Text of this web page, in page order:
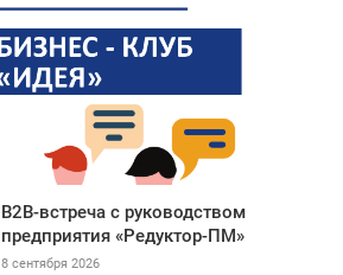
В2В-встреча с руководством
предприятия «Редуктор-ПМ»
8 сентября 2026